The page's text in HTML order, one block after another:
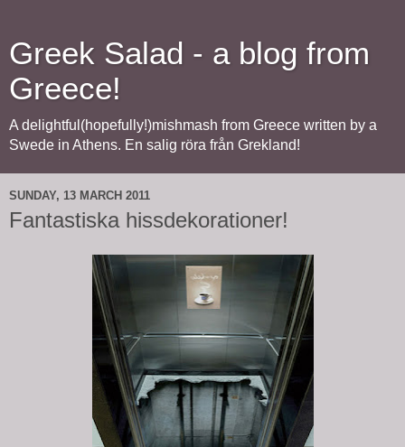
Greek Salad - a blog from
Greece!
A delightful(hopefully!)mishmash from Greece written by a
Swede in Athens. En salig röra från Grekland!
SUNDAY, 13 MARCH 2011
Fantastiska hissdekorationer!